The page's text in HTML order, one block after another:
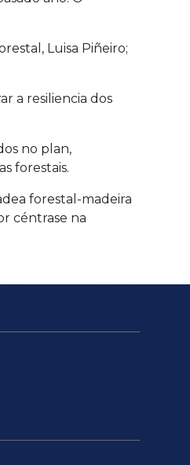
Luisa Piñeiro;
a resiliencia dos
no plan,
forestais.
forestal-madeira
céntrase na